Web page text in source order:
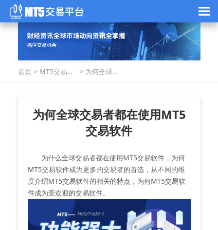
首页 > MT5交易指
> 为何全球交
为何全球交易者都在使用MT5
交易软件
为什么全球交易者都在使用MT5交易软件，为何
MT5交易软件成为更多的交易者的首选，从不同的维
度介绍MT5交易软件的相关的特点，为何MT5交易软
件成为受欢迎的交易软件。